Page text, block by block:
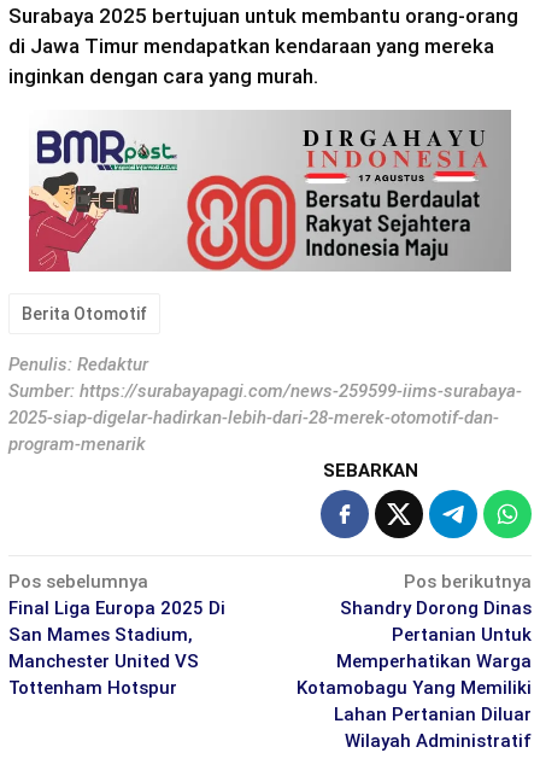
Surabaya 2025 bertujuan untuk membantu orang-orang
di Jawa Timur mendapatkan kendaraan yang mereka
inginkan dengan cara yang murah.
Berita Otomotif
Penulis: Redaktur
Sumber: https://surabayapagi.com/news-259599-iims-surabaya-
2025-siap-digelar-hadirkan-lebih-dari-28-merek-otomotif-dan-
program-menarik
SEBARKAN
Navigasi
pos
Pos sebelumnya
Final Liga Europa 2025 Di
San Mames Stadium,
Manchester United VS
Tottenham Hotspur
Pos berikutnya
Shandry Dorong Dinas
Pertanian Untuk
Memperhatikan Warga
Kotamobagu Yang Memiliki
Lahan Pertanian Diluar
Wilayah Administratif